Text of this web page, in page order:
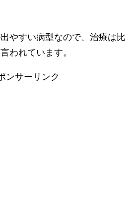
やすい病型なので、治療は比
われています。
ンサーリンク